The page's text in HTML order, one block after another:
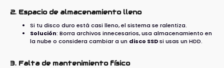
2. Espacio de almacenamiento lleno
Si tu disco duro está casi lleno, el sistema se ralentiza.
Solución: Borra archivos innecesarios, usa almacenamiento en
la nube o considera cambiar a un disco SSDsi usas un HDD.
3. Falta de mantenimiento físico